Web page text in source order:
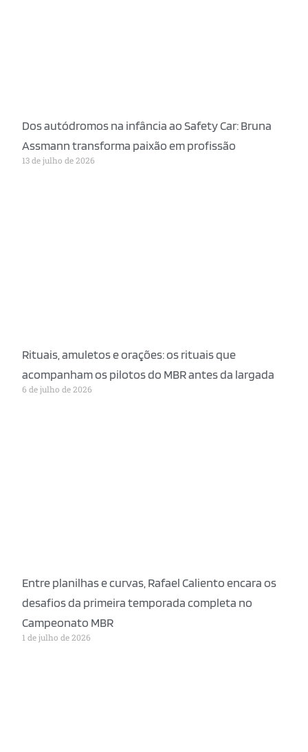
Dos autódromos na infância ao Safety Car: Bruna
Assmann transforma paixão em profissão
13 de julho de 2026
Rituais, amuletos e orações: os rituais que
acompanham os pilotos do MBR antes da largada
6 de julho de 2026
Entre planilhas e curvas, Rafael Caliento encara os
desafios da primeira temporada completa no
Campeonato MBR
1 de julho de 2026